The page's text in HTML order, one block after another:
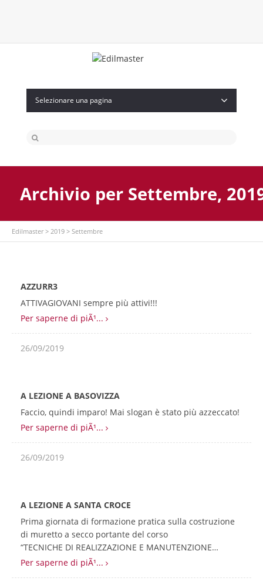
Selezionare una pagina
Archivio per Settembre,
Edilmaster > 2019 > Settembre
AZZURR3
ATTIVAGIOVANI sempre più attivi!!!
Per saperne di piÃ¹...
26/09/2019
A LEZIONE A BASOVIZZA
Faccio, quindi imparo! Mai slogan è stato più azzeccato!
Per saperne di piÃ¹...
26/09/2019
A LEZIONE A SANTA CROCE
Prima giornata di formazione pratica sulla costruzione
di muretto a secco portante del corso
“TECNICHE DI REALIZZAZIONE E MANUTENZIONE…
Per saperne di piÃ¹...